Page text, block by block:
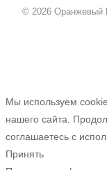
© 2026 Оранжевый
Мы используем
нашего сайта.
соглашаетесь с
Принять